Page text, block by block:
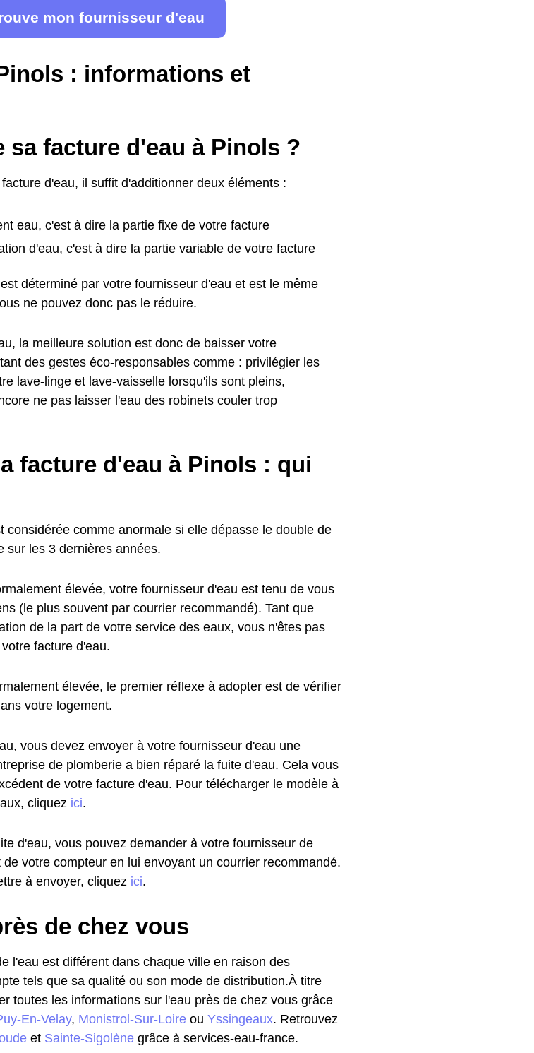
mon fournisseur d'eau
: informations et
sa facture d'eau à Pinols ?
d'eau, il suffit d'additionner deux éléments :
eau, c'est à dire la partie fixe de votre facture
d'eau, c'est à dire la partie variable de votre facture
déterminé par votre fournisseur d'eau et est le même
ne pouvez donc pas le réduire.
la meilleure solution est donc de baisser votre
des gestes éco-responsables comme : privilégier les
lave-linge et lave-vaisselle lorsqu'ils sont pleins,
ne pas laisser l'eau des robinets couler trop
facture d'eau à Pinols : qui
considérée comme anormale si elle dépasse le double de
sur les 3 dernières années.
élevée, votre fournisseur d'eau est tenu de vous
(le plus souvent par courrier recommandé). Tant que
de la part de votre service des eaux, vous n'êtes pas
facture d'eau.
élevée, le premier réflexe à adopter est de vérifier
votre logement.
vous devez envoyer à votre fournisseur d'eau une
de plomberie a bien réparé la fuite d'eau. Cela vous
de votre facture d'eau. Pour télécharger le modèle à
cliquez ici.
d'eau, vous pouvez demander à votre fournisseur de
votre compteur en lui envoyant un courrier recommandé.
à envoyer, cliquez ici.
de chez vous
l'eau est différent dans chaque ville en raison des
tels que sa qualité ou son mode de distribution.À titre
toutes les informations sur l'eau près de chez vous grâce
En-Velay, Monistrol-Sur-Loire ou Yssingeaux. Retrouvez
et Sainte-Sigolène grâce à services-eau-france.